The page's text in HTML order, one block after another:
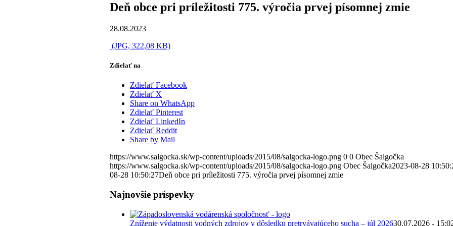
Deň obce pri príležitosti 775. výročia prvej písomnej zmie
28.08.2023
(JPG, 322,08 KB)
Zdielať na
Zdielať Facebook
Zdielať X
Share on WhatsApp
Zdielať Pinterest
Zdielať LinkedIn
Zdielať Reddit
Share by Mail
https://www.salgocka.sk/wp-content/uploads/2015/08/salgocka-logo.png 0 0 Obec Šalgočka
https://www.salgocka.sk/wp-content/uploads/2015/08/salgocka-logo.png Obec Šalgočka2023-08-28
08-28 10:50:27Deň obce pri príležitosti 775. výročia prvej písomnej zmie
Najnovšie príspevky
Zníženie výdatnosti vodných zdrojov v dôsledku pretrvávajúceho sucha – júl 202630.07.2026 -